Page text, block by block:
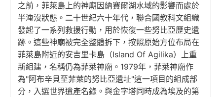
之前，菲萊島上的神廟因納賽爾湖水域的影響而處於
半淹沒狀態。二十世紀六十年代，聯合國教科文組織
發起了一系列救援行動，用於恢復一些努比亞歷史遺
跡。這些神廟被完全整體拆下，按照原始方位布局在
菲萊島附近的安吉里卡島（Island Of Agilika）上重
新組建，名稱仍為菲萊神廟。1979年，菲萊神廟作
為"阿布辛貝至菲萊的努比亞遺址"這一項目的組成部
分，入選世界遺產名錄。與金字塔同時成為埃及的第